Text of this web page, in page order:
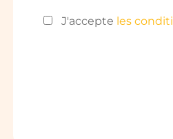
J'accepte les